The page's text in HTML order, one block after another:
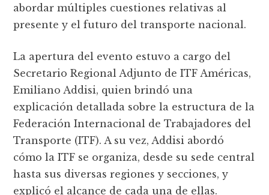
abordar múltiples cuestiones relativas al
presente y el futuro del transporte nacional.
La apertura del evento estuvo a cargo del
Secretario Regional Adjunto de ITF Américas,
Emiliano Addisi, quien brindó una
explicación detallada sobre la estructura de la
Federación Internacional de Trabajadores del
Transporte (ITF). A su vez, Addisi abordó
cómo la ITF se organiza, desde su sede central
hasta sus diversas regiones y secciones, y
explicó el alcance de cada una de ellas.